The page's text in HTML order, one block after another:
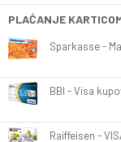
PLAĆANJE
Sparkasse -
BBI - Visa
Raiffeisen -